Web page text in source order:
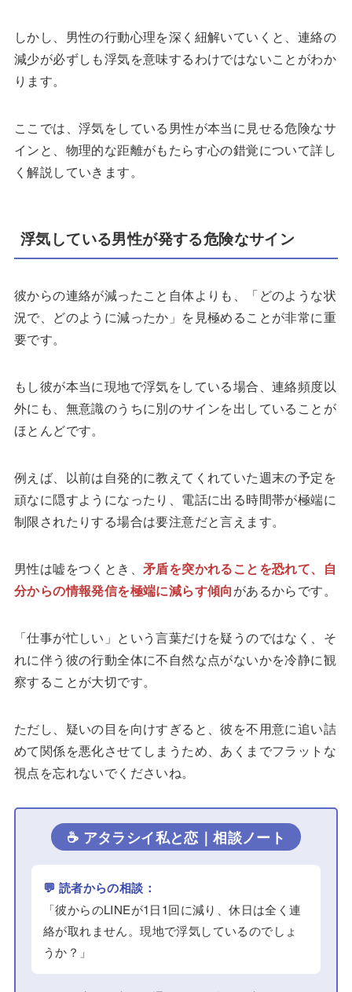
しかし、男性の行動心理を深く紐解いていくと、連絡の
減少が必ずしも浮気を意味するわけではないことがわか
ります。
ここでは、浮気をしている男性が本当に見せる危険なサ
インと、物理的な距離がもたらす心の錯覚について詳し
く解説していきます。
浮気している男性が発する危険なサイン
彼からの連絡が減ったこと自体よりも、「どのような状
況で、どのように減ったか」を見極めることが非常に重
要です。
もし彼が本当に現地で浮気をしている場合、連絡頻度以
外にも、無意識のうちに別のサインを出していることが
ほとんどです。
例えば、以前は自発的に教えてくれていた週末の予定を
頑なに隠すようになったり、電話に出る時間帯が極端に
制限されたりする場合は要注意だと言えます。
男性は嘘をつくとき、 矛盾を突かれることを恐れて、自
分からの情報発信を極端に減らす傾向があるからです。
「仕事が忙しい」という言葉だけを疑うのではなく、そ
れに伴う彼の行動全体に不自然な点がないかを冷静に観
察することが大切です。
ただし、疑いの目を向けすぎると、彼を不用意に追い詰
めて関係を悪化させてしまうため、あくまでフラットな
視点を忘れないでくださいね。
☕ アタラシイ私と恋｜相談ノート
💬 読者からの相談：
「彼からのLINEが1日1回に減り、休日は全く連
絡が取れません。現地で浮気しているのでしょ
うか？」